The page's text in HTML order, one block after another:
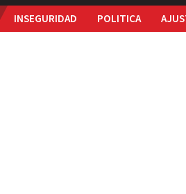
INSEGURIDAD POLITICA